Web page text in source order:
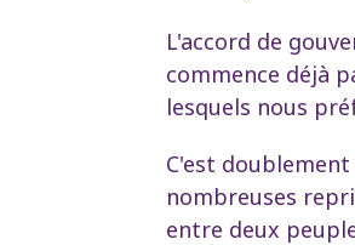
L'accord de
commence déjà
lesquels nous
C'est
nombreuses
entre deux